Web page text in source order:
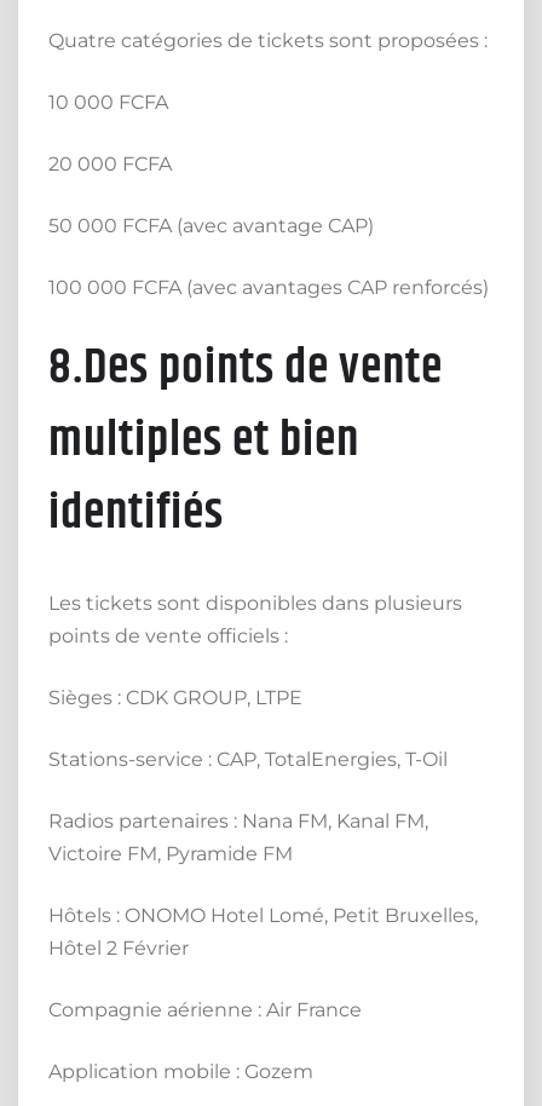
Quatre catégories de tickets sont proposées :
10 000 FCFA
20 000 FCFA
50 000 FCFA (avec avantage CAP)
100 000 FCFA (avec avantages CAP renforcés)
8.Des points de vente
multiples et bien
identifiés
Les tickets sont disponibles dans plusieurs
points de vente officiels :
Sièges : CDK GROUP, LTPE
Stations-service : CAP, TotalEnergies, T-Oil
Radios partenaires : Nana FM, Kanal FM,
Victoire FM, Pyramide FM
Hôtels : ONOMO Hotel Lomé, Petit Bruxelles,
Hôtel 2 Février
Compagnie aérienne : Air France
Application mobile : Gozem